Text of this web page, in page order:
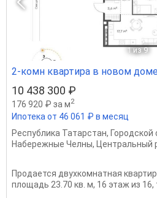
1 из 9
2-комн квартира в новом
10 438 300 ₽
176 920 ₽ за м2
Ипотека от 46 061 ₽ в месяц
Республика Татарстан,
Набережные Челны, Центральный
Продается двухкомнатная
площадь 23.70 кв. м, 16 этаж из